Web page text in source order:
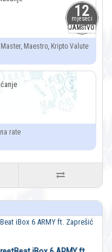
12
mjeseci
JAMSTVO
Maestro, Kripto Valute
rate